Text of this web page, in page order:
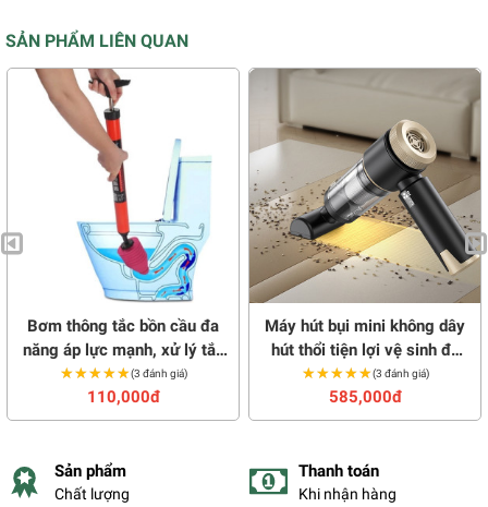
SẢN PHẨM LIÊN QUAN
Bơm thông tắc bồn cầu đa
năng áp lực mạnh, xử lý tắc
nghẽn nhanh chóng
★★★★★
★★★★★(3 đánh giá)
110,000đ
Máy hút bụi mini không dây
hút thổi tiện lợi vệ sinh đa
năng đa bề mặt Shanen
★★★★★
★★★★★(3 đánh giá)
585,000đ
Sản phẩm
Chất lượng
Thanh toán
Khi nhận hàng